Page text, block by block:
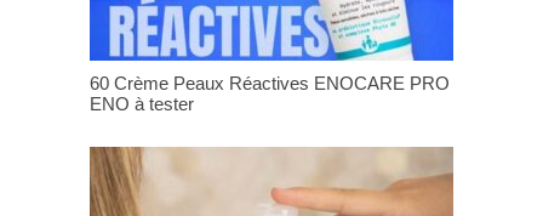
60 Crème Peaux Réactives ENOCARE PRO
ENO à tester